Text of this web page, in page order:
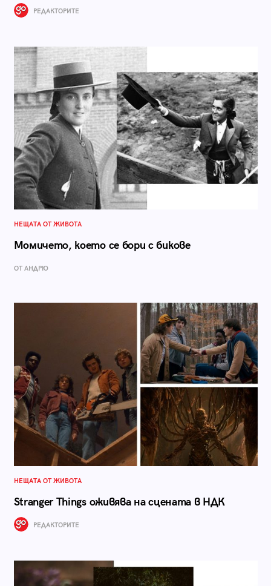
РЕДАКТОРИТЕ
НЕЩАТА ОТ ЖИВОТА
Момичето, което се бори с бикове
ОТ АНДРЮ
НЕЩАТА ОТ ЖИВОТА
Stranger Things оживява на сцената в НДК
РЕДАКТОРИТЕ